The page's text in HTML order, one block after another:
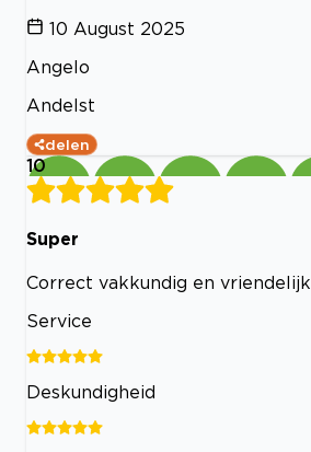
10 August 2025
Angelo
Andelst
delen
10
Super
Correct vakkundig en vriendelijk
Service
Deskundigheid